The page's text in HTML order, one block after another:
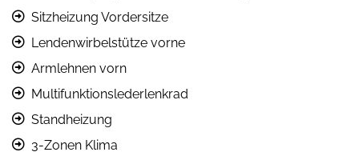
Sitzheizung Vordersitze
Lendenwirbelstütze vorne
Armlehnen vorn
Multifunktionslederlenkrad
Standheizung
3-Zonen Klima